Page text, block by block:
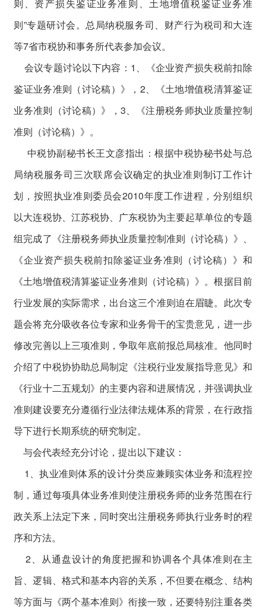
则、资产损失鉴证业务准则、土地增值税鉴证业务准
则”专题研讨会。总局纳税服务司、财产行为税司和大连
等7省市税协和事务所代表参加会议。
会议专题讨论以下内容：1、《企业资产损失税前扣除
鉴证业务准则（讨论稿）》，2、《土地增值税清算鉴证
业务准则（讨论稿）》，3、《注册税务师执业质量控制
准则（讨论稿）》。
中税协副秘书长王文彦指出：根据中税协秘书处与总
局纳税服务司三次联席会议确定的执业准则制订工作计
划，按照执业准则委员会2010年度工作进程，分别组织
以大连税协、江苏税协、广东税协为主要起草单位的专题
组完成了《注册税务师执业质量控制准则（讨论稿）》、
《企业资产损失税前扣除鉴证业务准则（讨论稿）》和
《土地增值税清算鉴证业务准则（讨论稿）》。根据目前
行业发展的实际需求，出台这三个准则迫在眉睫。此次专
题会将充分吸收各位专家和业务骨干的宝贵意见，进一步
修改完善以上三项准则，争取年底前报总局核准。他同时
介绍了中税协协助总局制定《注税行业发展指导意见》和
《行业十二五规划》的主要内容和进展情况，并强调执业
准则建设要充分遵循行业法律法规体系的背景，在行政指
导下进行长期系统的研究制定。
与会代表经充分讨论，提出以下建议：
1、执业准则体系的设计分类应兼顾实体业务和流程控
制，通过每项具体业务准则使注册税务师的业务范围在行
政关系上法定下来，同时突出注册税务师执行业务时的程
序和方法。
2、从通盘设计的角度把握和协调各个具体准则在主
旨、逻辑、格式和基本内容的关系，不但要在概念、结构
等方面与《两个基本准则》衔接一致，还要特别注重各类